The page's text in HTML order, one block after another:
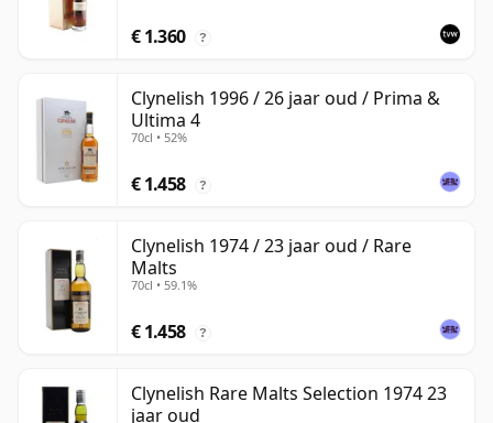
€ 1.360 ?
Clynelish 1996 / 26 jaar oud / Prima &
Ultima 4
70cl • 52%
€ 1.458 ?
Clynelish 1974 / 23 jaar oud / Rare
Malts
70cl • 59.1%
€ 1.458 ?
Clynelish Rare Malts Selection 1974 23
jaar oud